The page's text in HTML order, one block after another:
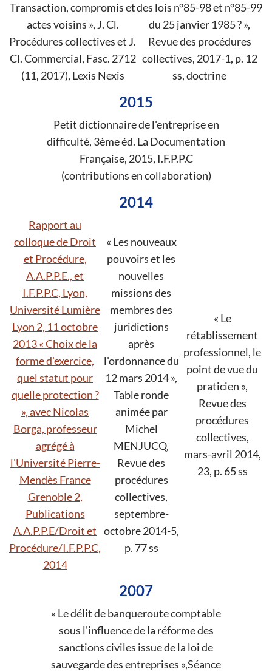
Transaction, compromis et
actes voisins », J. Cl.
Procédures collectives et J.
Cl. Commercial, Fasc. 2712
(11, 2017), Lexis Nexis
des lois n°85-98 et n°85-99
du 25 janvier 1985 ? »,
Revue des procédures
collectives, 2017-1, p. 12
ss, doctrine
2015
Petit dictionnaire de l'entreprise en
difficulté, 3ème éd. La Documentation
Française, 2015, I.F.P.P.C
(contributions en collaboration)
2014
Rapport au
colloque de Droit
et Procédure,
A.A.P.P.E., et
I.F.P.P.C, Lyon,
Université Lumière
Lyon 2, 11 octobre
2013 « Choix de la
forme d'exercice,
quel statut pour
quelle protection ?
», avec Nicolas
Borga, professeur
agrégé à
l'Université Pierre-
Mendès France
Grenoble 2,
Publications
A.A.P.P.E/Droit et
Procédure/I.F.P.P.C,
2014
« Les nouveaux
pouvoirs et les
nouvelles
missions des
membres des
juridictions
après
l'ordonnance du
12 mars 2014 »,
Table ronde
animée par
Michel
MENJUCQ,
Revue des
procédures
collectives,
septembre-
octobre 2014-5,
p. 77 ss
« Le
rétablissement
professionnel, le
point de vue du
praticien »,
Revue des
procédures
collectives,
mars-avril 2014,
23, p. 65 ss
2007
« Le délit de banqueroute comptable
sous l'influence de la réforme des
sanctions civiles issue de la loi de
sauvegarde des entreprises »,Séance